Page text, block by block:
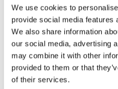
We use cookies to
provide social media features
We also share information
our social media, advertising
may combine it with other
provided to them or that
of their services.
Waar kan ik mijn
Benieuwd waar je je
inzetten?Bekijk hier
de buurt meedoen.